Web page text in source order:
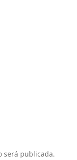
será publicada.